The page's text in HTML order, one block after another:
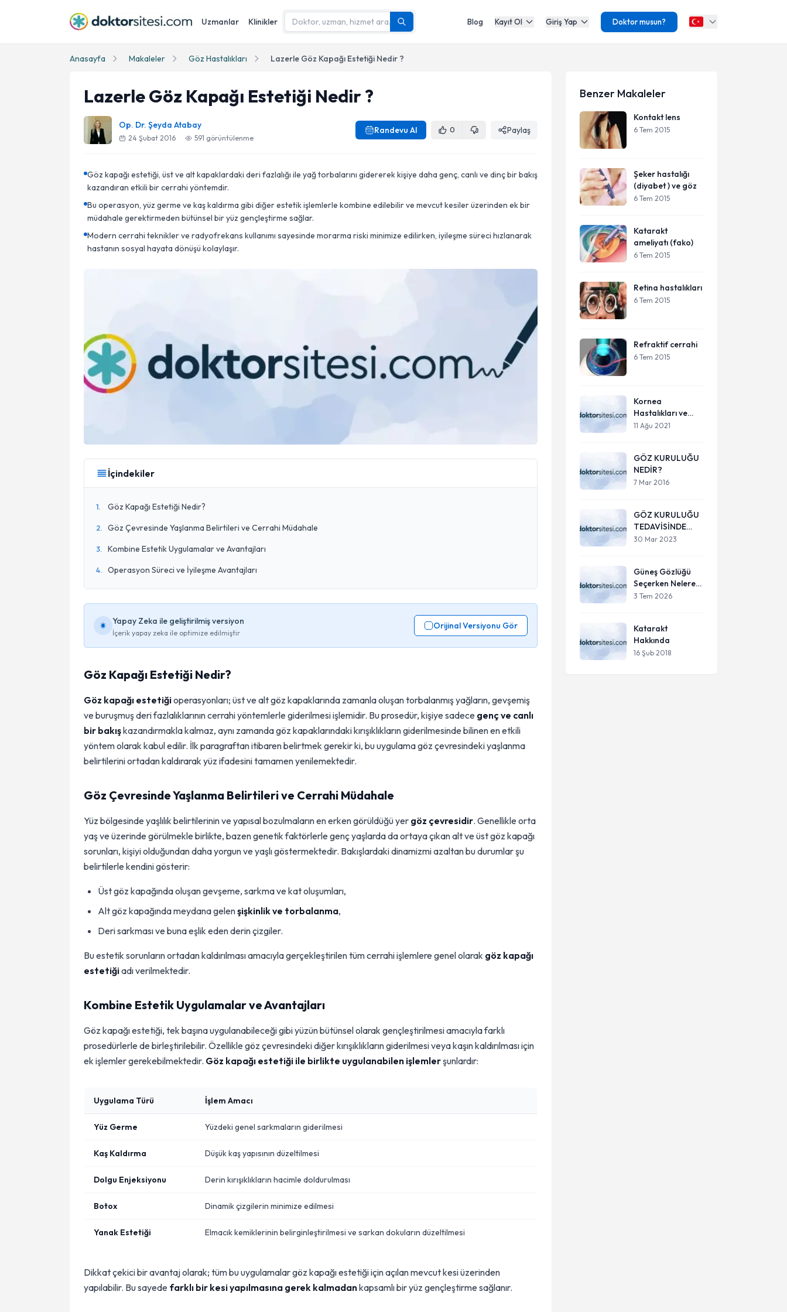
Uzmanlar Klinikler Blog Kayıt Ol Giriş Yap Doktor musun?
Anasayfa Makaleler Göz Hastalıkları Lazerle Göz Kapağı Estetiği Nedir ?
Lazerle Göz Kapağı Estetiği Nedir ?
Op. Dr. Şeyda Atabay
24 Şubat 2016 591 görüntülenme
Randevu Al 0 Paylaş
Göz kapağı estetiği, üst ve alt kapaklardaki deri fazlalığı ile yağ torbalarını gidererek kişiye daha genç, canlı ve dinç bir bakış
kazandıran etkili bir cerrahi yöntemdir.
Bu operasyon, yüz germe ve kaş kaldırma gibi diğer estetik işlemlerle kombine edilebilir ve mevcut kesiler üzerinden ek bir
müdahale gerektirmeden bütünsel bir yüz gençleştirme sağlar.
Modern cerrahi teknikler ve radyofrekans kullanımı sayesinde morarma riski minimize edilirken, iyileşme süreci hızlanarak
hastanın sosyal hayata dönüşü kolaylaşır.
İçindekiler
1. Göz Kapağı Estetiği Nedir?
2. Göz Çevresinde Yaşlanma Belirtileri ve Cerrahi Müdahale
3. Kombine Estetik Uygulamalar ve Avantajları
4. Operasyon Süreci ve İyileşme Avantajları
Yapay Zeka ile geliştirilmiş versiyon
İçerik yapay zeka ile optimize edilmiştir
Orijinal Versiyonu Gör
Göz Kapağı Estetiği Nedir?
Göz kapağı estetiğioperasyonları; üst ve alt göz kapaklarında zamanla oluşan torbalanmış yağların, gevşemiş
ve buruşmuş deri fazlalıklarının cerrahi yöntemlerle giderilmesi işlemidir. Bu prosedür, kişiye sadece genç ve canlı
bir bakışkazandırmakla kalmaz, aynı zamanda göz kapaklarındaki kırışıklıkların giderilmesinde bilinen en etkili
yöntem olarak kabul edilir. İlk paragraftan itibaren belirtmek gerekir ki, bu uygulama göz çevresindeki yaşlanma
belirtilerini ortadan kaldırarak yüz ifadesini tamamen yenilemektedir.
Göz Çevresinde Yaşlanma Belirtileri ve Cerrahi Müdahale
Yüz bölgesinde yaşlılık belirtilerinin ve yapısal bozulmaların en erken görüldüğü yer göz çevresidir. Genellikle orta
yaş ve üzerinde görülmekle birlikte, bazen genetik faktörlerle genç yaşlarda da ortaya çıkan alt ve üst göz kapağı
sorunları, kişiyi olduğundan daha yorgun ve yaşlı göstermektedir. Bakışlardaki dinamizmi azaltan bu durumlar şu
belirtilerle kendini gösterir:
Üst göz kapağında oluşan gevşeme, sarkma ve kat oluşumları,
Alt göz kapağında meydana gelenşişkinlik ve torbalanma,
Deri sarkması ve buna eşlik eden derin çizgiler.
Bu estetik sorunların ortadan kaldırılması amacıyla gerçekleştirilen tüm cerrahi işlemlere genel olarak göz kapağı
estetiğiadı verilmektedir.
Kombine Estetik Uygulamalar ve Avantajları
Göz kapağı estetiği, tek başına uygulanabileceği gibi yüzün bütünsel olarak gençleştirilmesi amacıyla farklı
prosedürlerle de birleştirilebilir. Özellikle göz çevresindeki diğer kırışıklıkların giderilmesi veya kaşın kaldırılması için
ek işlemler gerekebilmektedir. Göz kapağı estetiği ile birlikte uygulanabilen işlemlerşunlardır:
Uygulama Türü İşlem Amacı
Yüz Germe Yüzdeki genel sarkmaların giderilmesi
Kaş Kaldırma Düşük kaş yapısının düzeltilmesi
Dolgu Enjeksiyonu Derin kırışıklıkların hacimle doldurulması
Botox Dinamik çizgilerin minimize edilmesi
Yanak Estetiği Elmacık kemiklerinin belirginleştirilmesi ve sarkan dokuların düzeltilmesi
Dikkat çekici bir avantaj olarak; tüm bu uygulamalar göz kapağı estetiği için açılan mevcut kesi üzerinden
yapılabilir. Bu sayede farklı bir kesi yapılmasına gerek kalmadankapsamlı bir yüz gençleştirme sağlanır.
Benzer Makaleler
Kontakt lens
6 Tem 2015
Şeker hastalığı
(diyabet ) ve göz
6 Tem 2015
Katarakt
ameliyatı (fako)
6 Tem 2015
Retina hastalıkları
6 Tem 2015
Refraktif cerrahi
6 Tem 2015
Kornea
Hastalıkları ve
Tedavisi
11 Ağu 2021
GÖZ KURULUĞU
NEDİR?
7 Mar 2016
GÖZ KURULUĞU
TEDAVİSİNDE
ALGORİTMA
30 Mar 2023
Güneş Gözlüğü
Seçerken Nelere
Dikkat Edilmeli?
3 Tem 2026
Katarakt
Hakkında
16 Şub 2018